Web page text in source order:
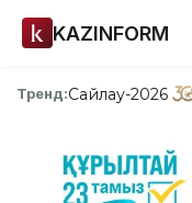
KAZINFORM
Тренд:Сайлау-2026